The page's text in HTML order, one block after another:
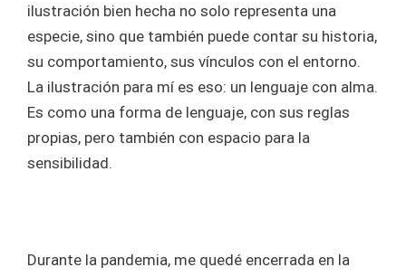
ilustración bien hecha no solo representa una
especie, sino que también puede contar su historia,
su comportamiento, sus vínculos con el entorno.
La ilustración para mí es eso: un lenguaje con alma.
Es como una forma de lenguaje, con sus reglas
propias, pero también con espacio para la
sensibilidad.
Durante la pandemia, me quedé encerrada en la